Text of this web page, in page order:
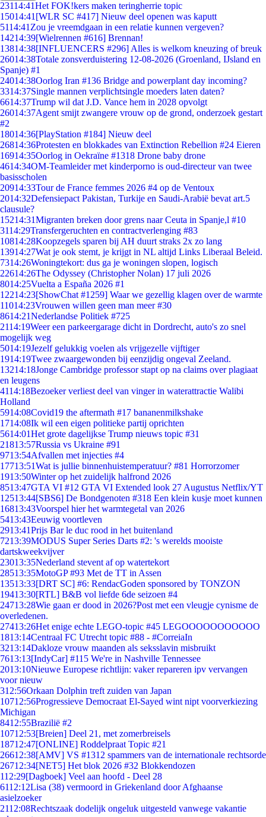
23114:41Het FOK!kers maken teringherrie topic
15014:41 [WLR SC #417] Nieuw deel openen was kaputt
5114:41 Zou je vreemdgaan in een relatie kunnen vergeven?
14214:39[Wielrennen #616] Brennan!
13814:38[INFLUENCERS #296] Alles is welkom kneuzing of breuk
26014:38Totale zonsverduistering 12-08-2026 (Groenland, IJsland en
Spanje) #1
24014:38Oorlog Iran #136 Bridge and powerplant day incoming?
3314:37Single mannen verplichtsingle moeders laten daten?
6614:37Trump wil dat J.D. Vance hem in 2028 opvolgt
26014:37Agent smijt zwangere vrouw op de grond, onderzoek gestart
#2
18014:36[PlayStation #184] Nieuw deel
26814:36Protesten en blokkades van Extinction Rebellion #24 Eieren
16914:35Oorlog in Oekraïne #1318 Drone baby drone
4614:34OM-Teamleider met kinderporno is oud-directeur van twee
basisscholen
20914:33Tour de France femmes 2026 #4 op de Ventoux
2014:32Defensiepact Pakistan, Turkije en Saudi-Arabië bevat art.5
clausule?
15214:31Migranten breken door grens naar Ceuta in Spanje,l #10
3114:29Transfergeruchten en contractverlenging #83
10814:28Koopzegels sparen bij AH duurt straks 2x zo lang
13914:27Wat je ook stemt, je krijgt in NL altijd Links Liberaal Beleid.
7314:26Woningtekort: dus ga je woningen slopen, logisch
22614:26The Odyssey (Christopher Nolan) 17 juli 2026
8014:25Vuelta a España 2026 #1
12214:23[ShowChat #1259] Waar we gezellig klagen over de warmte
11014:23Vrouwen willen geen man meer #30
8614:21Nederlandse Politiek #725
2114:19Weer een parkeergarage dicht in Dordrecht, auto's zo snel
mogelijk weg
5014:19Jezelf gelukkig voelen als vrijgezelle vijftiger
1914:19Twee zwaargewonden bij eenzijdig ongeval Zeeland.
13214:18Jonge Cambridge professor stapt op na claims over plagiaat
en leugens
4114:18Bezoeker verliest deel van vinger in waterattractie Walibi
Holland
5914:08Covid19 the aftermath #17 bananenmilkshake
1714:08Ik wil een eigen politieke partij oprichten
5614:01Het grote dagelijkse Trump nieuws topic #31
21813:57Russia vs Ukraine #91
9713:54Afvallen met injecties #4
17713:51Wat is jullie binnenhuistemperatuur? #81 Horrorzomer
1913:50Winter op het zuidelijk halfrond 2026
8513:47GTA VI #12 GTA VI Extended look 27 Augustus Netflix/YT
12513:44[SBS6] De Bondgenoten #318 Een klein kusje moet kunnen
16813:43Voorspel hier het warmtegetal van 2026
5413:43Eeuwig voortleven
2913:41Prijs Bar le duc rood in het buitenland
7213:39MODUS Super Series Darts #2: 's werelds mooiste
dartskweekvijver
23013:35Nederland stevent af op watertekort
28513:35MotoGP #93 Met de TT in Assen
13513:33[DRT SC] #6: RendacGoden sponsored by TONZON
19413:30[RTL] B&B vol liefde 6de seizoen #4
24713:28Wie gaan er dood in 2026?Post met een vleugje cynisme de
overledenen.
27413:26Het enige echte LEGO-topic #45 LEGOOOOOOOOOOO
1813:14Centraal FC Utrecht topic #88 - #CorreiaIn
3213:14Dakloze vrouw maanden als seksslavin misbruikt
7613:13[IndyCar] #115 We're in Nashville Tennessee
2013:10Nieuwe Europese richtlijn: vaker repareren ipv vervangen
voor nieuw
312:56Orkaan Dolphin treft zuiden van Japan
10712:56Progressieve Democraat El-Sayed wint nipt voorverkiezing
Michigan
8412:55Brazilië #2
10712:53[Breien] Deel 21, met zomerbreisels
18712:47[ONLINE] Roddelpraat Topic #21
26612:38[AMV] VS #1312 spammers van de internationale rechtsorde
26712:34[NET5] Het blok 2026 #32 Blokkendozen
112:29[Dagboek] Veel aan hoofd - Deel 28
6112:12Lisa (38) vermoord in Griekenland door Afghaanse
asielzoeker
2112:08Rechtszaak dodelijk ongeluk uitgesteld vanwege vakantie